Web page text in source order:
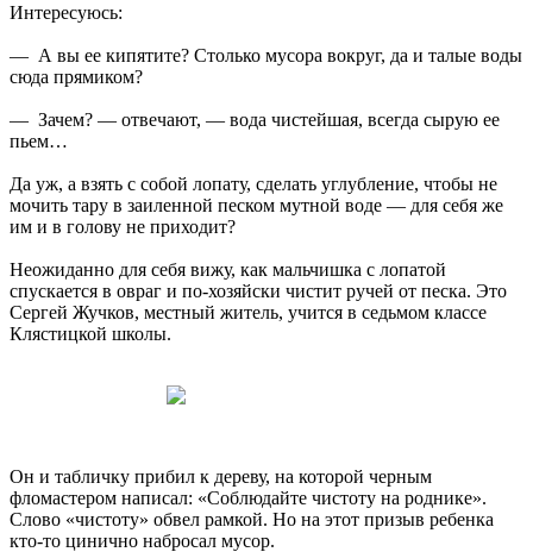
Интересуюсь:
— А вы ее кипятите? Столько мусора вокруг, да и талые воды
сюда прямиком?
— Зачем? — отвечают, — вода чистейшая, всегда сырую ее
пьем…
Да уж, а взять с собой лопату, сделать углубление, чтобы не
мочить тару в заиленной песком мутной воде — для себя же
им и в голову не приходит?
Неожиданно для себя вижу, как мальчишка с лопатой
спускается в овраг и по‑хозяйски чистит ручей от песка. Это
Сергей Жучков, местный житель, учится в седьмом классе
Клястицкой школы.
Он и табличку прибил к дереву, на которой черным
фломастером написал: «Соблюдайте чистоту на роднике».
Слово «чистоту» обвел рамкой. Но на этот призыв ребенка
кто‑то цинично набросал мусор.